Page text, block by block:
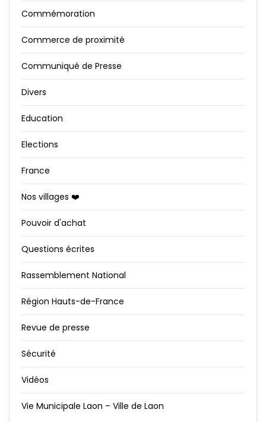
Commémoration
Commerce de proximité
Communiqué de Presse
Divers
Education
Elections
France
Nos villages ❤️
Pouvoir d'achat
Questions écrites
Rassemblement National
Région Hauts-de-France
Revue de presse
Sécurité
Vidéos
Vie Municipale Laon – Ville de Laon